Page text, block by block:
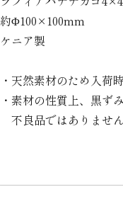
約Φ100×100mm
ケニア製
・天然素材のため入荷
・素材の性質上、黒ず
不良品ではありませ